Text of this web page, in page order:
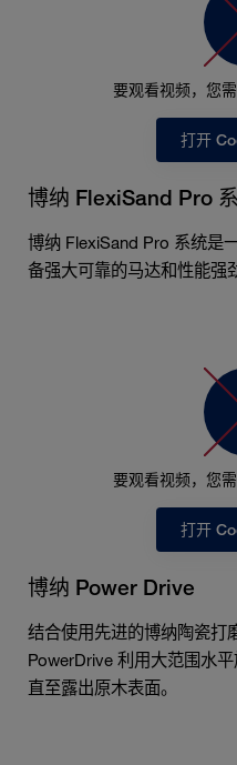
要观看视频，您
打开
博纳 FlexiSand Pro
博纳 FlexiSand Pro 系统是
备强大可靠的马达和性能强
要观看视频，您
打开
博纳 Power Drive
结合使用先进的博纳陶瓷打
PowerDrive 利用大范围水
直至露出原木表面。